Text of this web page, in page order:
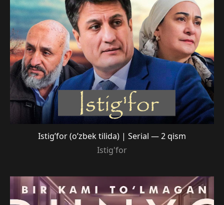
Istig’for (o’zbek tilida) | Serial — 2 qism
Istig'for